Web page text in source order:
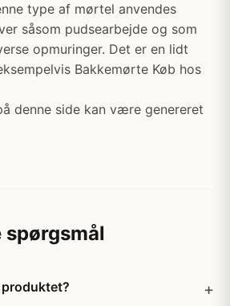
type af mørtel anvendes
såsom pudsearbejde og som
opmuringer. Det er en lidt
Bakkemørte Køb hos
denne side kan være genereret